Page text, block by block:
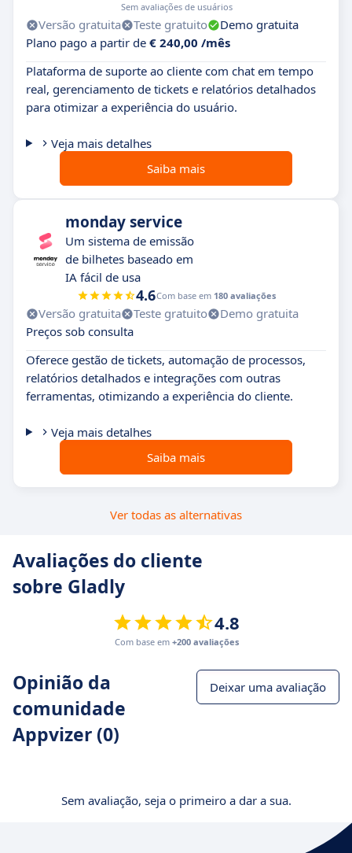
Sem avaliações de usuários
Versão gratuita Teste gratuito
Demo gratuita
Plano pago a partir de € 240,00 /mês
Plataforma de suporte ao cliente com chat em tempo
real, gerenciamento de tickets e relatórios detalhados
para otimizar a experiência do usuário.
Veja mais detalhes
Saiba mais
monday service
Um sistema de emissão
de bilhetes baseado em
IA fácil de usa
4.6Com base em 180 avaliações
Versão gratuita Teste gratuito
Demo gratuita
Preços sob consulta
Oferece gestão de tickets, automação de processos,
relatórios detalhados e integrações com outras
ferramentas, otimizando a experiência do cliente.
Veja mais detalhes
Saiba mais
Ver todas as alternativas
Avaliações do cliente
sobre Gladly
4.8
Com base em +200 avaliações
Opinião da
comunidade
Appvizer (0)
Deixar uma avaliação
Sem avaliação, seja o primeiro a dar a sua.